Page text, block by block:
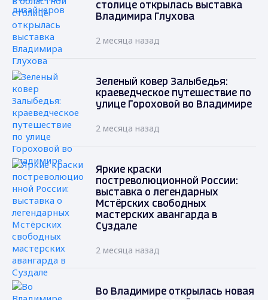
столице открылась выставка
Владимира Глухова
2 месяца назад
Зеленый ковер Залыбедья:
краеведческое путешествие по
улице Гороховой во Владимире
2 месяца назад
Яркие краски
постреволюционной России:
выставка о легендарных
Мстёрских свободных
мастерских авангарда в
Суздале
2 месяца назад
Во Владимире открылась новая